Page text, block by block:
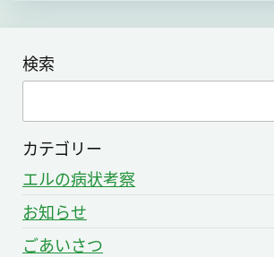
ョ
ン
検索
索
カテゴリー
エルの病状考察
お知らせ
ごあいさつ